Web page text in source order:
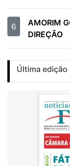
6
AMORIM
DIREÇÃO
Última edição